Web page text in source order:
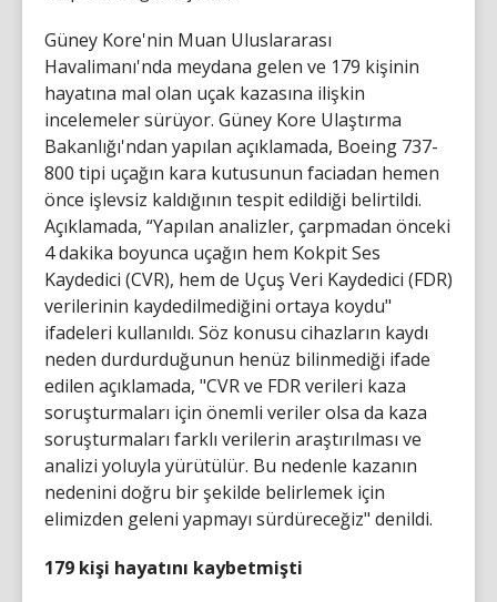
Güney Kore'nin Muan Uluslararası
Havalimanı'nda meydana gelen ve 179 kişinin
hayatına mal olan uçak kazasına ilişkin
incelemeler sürüyor. Güney Kore Ulaştırma
Bakanlığı'ndan yapılan açıklamada, Boeing 737-
800 tipi uçağın kara kutusunun faciadan hemen
önce işlevsiz kaldığının tespit edildiği belirtildi.
Açıklamada, “Yapılan analizler, çarpmadan önceki
4 dakika boyunca uçağın hem Kokpit Ses
Kaydedici (CVR), hem de Uçuş Veri Kaydedici (FDR)
verilerinin kaydedilmediğini ortaya koydu"
ifadeleri kullanıldı. Söz konusu cihazların kaydı
neden durdurduğunun henüz bilinmediği ifade
edilen açıklamada, "CVR ve FDR verileri kaza
soruşturmaları için önemli veriler olsa da kaza
soruşturmaları farklı verilerin araştırılması ve
analizi yoluyla yürütülür. Bu nedenle kazanın
nedenini doğru bir şekilde belirlemek için
elimizden geleni yapmayı sürdüreceğiz" denildi.
179 kişi hayatını kaybetmişti